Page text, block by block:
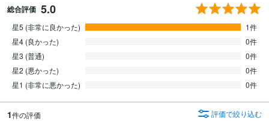
総合評価 5.0
星5 (非常に良かった)
1件
星4 (良かった)
0件
星3 (普通)
0件
星2 (悪かった)
0件
星1 (非常に悪かった)
0件
1件の評価 評価で絞り込む